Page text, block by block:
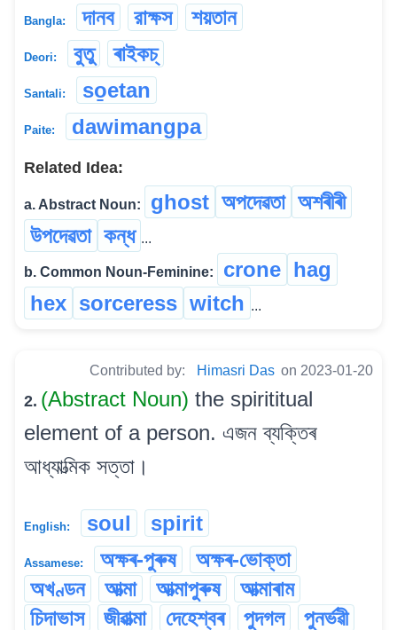
Bangla: দানব রাক্ষস শয়তান
Deori: বুতু ৰাইকচ্
Santali: so̱etan
Paite: dawimangpa
Related Idea:
a. Abstract Noun: ghost অপদেৱতা অশৰীৰী
উপদেৱতা কন্ধ ...
b. Common Noun-Feminine: crone hag
hex sorceress witch ...
Contributed by: Himasri Das on 2023-01-20
2. (Abstract Noun) the spirititual
element of a person. এজন ব্যক্তিৰ
আধ্যাত্মিক সত্তা।
English: soul spirit
Assamese: অক্ষৰ-পুৰুষ
অক্ষৰ-ভোক্তা
অখণ্ডন
আত্মা আত্মাপুৰুষ
আত্মাৰাম
চিদাভাস
জীৱাত্মা দেহেশ্বৰ পুদগল পুনৰ্ভৱী